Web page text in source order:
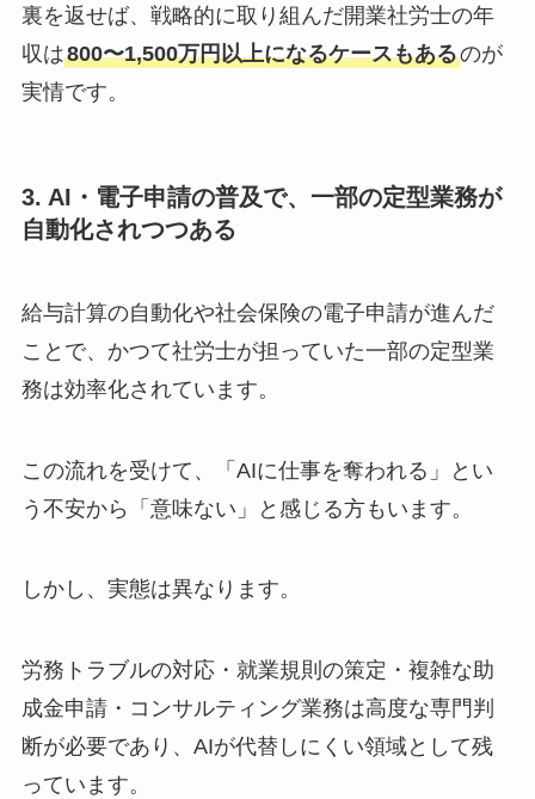
裏を返せば、戦略的に取り組んだ開業社労士の年
収は800〜1,500万円以上になるケースもあるのが
実情です。
3. AI・電子申請の普及で、一部の定型業務が
自動化されつつある
給与計算の自動化や社会保険の電子申請が進んだ
ことで、かつて社労士が担っていた一部の定型業
務は効率化されています。
この流れを受けて、「AIに仕事を奪われる」とい
う不安から「意味ない」と感じる方もいます。
しかし、実態は異なります。
労務トラブルの対応・就業規則の策定・複雑な助
成金申請・コンサルティング業務は高度な専門判
断が必要であり、AIが代替しにくい領域として残
っています。